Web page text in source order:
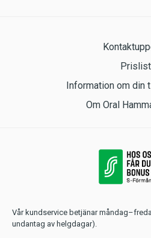
Information om din
Om Oral
Vår kundservice betjänar
undantag av helgdagar).